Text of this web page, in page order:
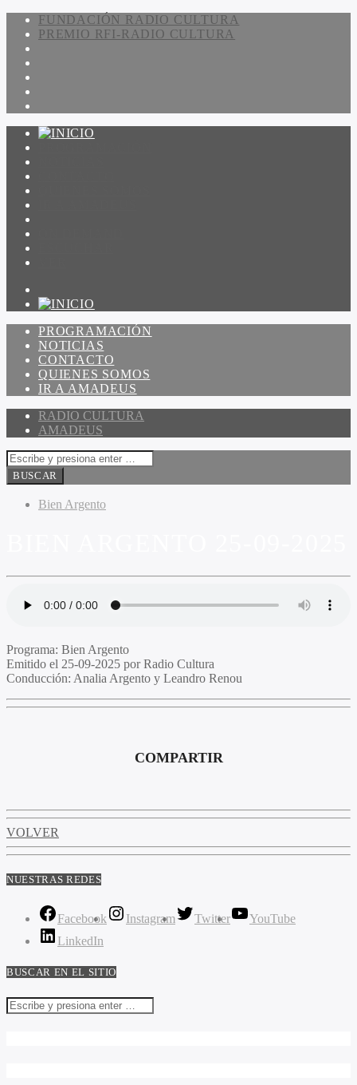
FUNDACIÓN RADIO CULTURA
PREMIO RFI-RADIO CULTURA
PROGRAMACIÓN
NOTICIAS
CONTACTO
QUIENES SOMOS
IR A AMADEUS
RADIO CULTURA
AMADEUS
Bien Argento
Programa: Bien Argento
Emitido el 25-09-2025 por Radio Cultura
Conducción: Analia Argento y Leandro Renou
COMPARTIR
VOLVER
NUESTRAS REDES
Facebook Instagram Twitter
YouTube
LinkedIn
BUSCAR EN EL SITIO